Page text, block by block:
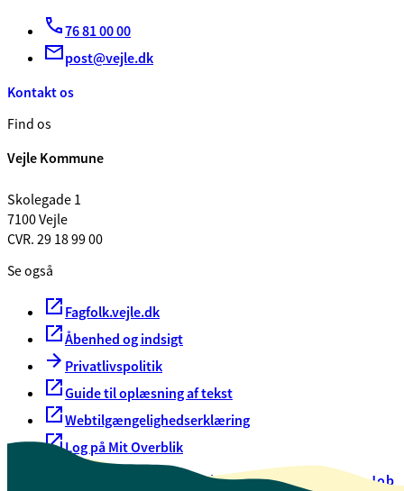
76 81 00 00
post@vejle.dk
Kontakt os
Find os
Vejle Kommune
Skolegade 1
7100 Vejle
CVR. 29 18 99 00
Se også
Fagfolk.vejle.dk
Åbenhed og indsigt
Privatlivspolitik
Guide til oplæsning af tekst
Webtilgængelighedserklæring
Log på Mit Overblik
Oversigt over selvbetjeningJob